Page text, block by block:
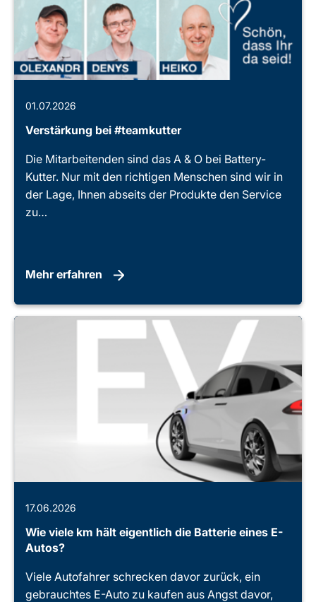
01.07.2026
Verstärkung bei #teamkutter
Die Mitarbeitenden sind das A & O bei Battery-
Kutter. Nur mit den richtigen Menschen sind wir in
der Lage, Ihnen abseits der Produkte den Service
zu…
Mehr erfahren
17.06.2026
Wie viele km hält eigentlich die Batterie eines E-
Autos?
Viele Autofahrer schrecken davor zurück, ein
gebrauchtes E-Auto zu kaufen aus Angst davor,